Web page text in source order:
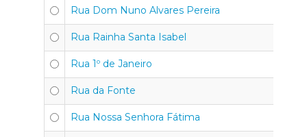
Rua Dom Nuno Alvares Pereira
Rua Rainha Santa Isabel
Rua 1º de Janeiro
Rua da Fonte
Rua Nossa Senhora Fátima